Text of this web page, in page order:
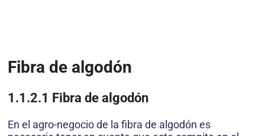
Fibra de algodón
1.1.2.1 Fibra de algodón
En el agro-negocio de la fibra de algodón es